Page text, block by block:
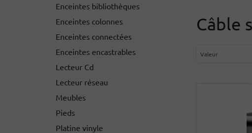
Enceintes bibliothèques
Enceintes colonnes
Enceintes connectées
Enceintes encastrables
Lecteur Cd
Lecteur réseau
Meubles
Pieds
Platine vinyle
Câble